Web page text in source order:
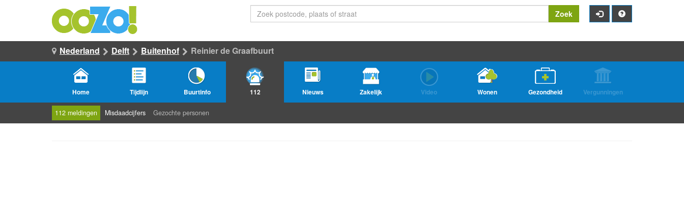
Zoek
Nederland Delft Buitenhof Reinier de Graafbuurt
Home Tijdlijn Buurtinfo 112 Nieuws Zakelijk Video Wonen Gezondheid Vergunningen
112 meldingen Misdaadcijfers Gezochte personen